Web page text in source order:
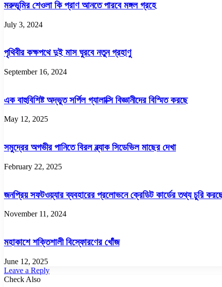
মরুভূমির শেওলা কি প্রাণ আনতে পারবে মঙ্গল গ্রহে
July 3, 2024
পৃথিবীর কক্ষপথে দুই মাস ঘুরবে নতুন গ্রহাণু
September 16, 2024
এক বাহুবিশিষ্ট অদ্ভুত সর্পিল গ্যালাক্সি বিজ্ঞানীদের বিস্মিত করছে
May 12, 2025
সমুদ্রের অগভীর পানিতে বিরল ব্ল্যাক সিডেভিল মাছের দেখা
February 22, 2025
জনপ্রিয় সফটওয়্যার ব্যবহারের প্রলোভনে ক্রেডিট কার্ডের তথ্য চুরি
November 11, 2024
মহাকাশে শক্তিশালী বিস্ফোরণের খোঁজ
June 12, 2025
Leave a Reply
Check Also